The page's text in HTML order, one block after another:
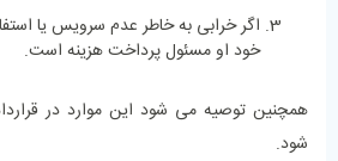
اگر خرابی به‌ خاطر عدم سرویس یا
خود او مسئول پرداخت هزینه است.
همچنین توصیه می ‌شود این موارد در
شود.